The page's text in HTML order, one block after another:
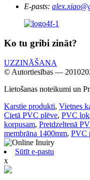
E-pasts:
Ko tu gribi zināt?
UZZINĀŠANA
© Autortiesības —
Lietošanas noteikumi un
Karstie produkti, Vietnes
Cietā PVC plēve, PVC
korpusam, Pretdzeltenā
membrāna 1400mm, PVC
Sūtīt e-pastu
x